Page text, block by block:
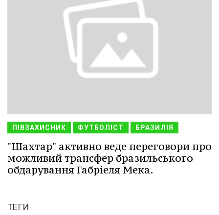
ПІВЗАХИСНИК ФУТБОЛІСТ БРАЗИЛІЯ
"Шахтар" активно веде переговори про
можливий трансфер бразильського
обдарування Габріеля Мека.
ТЕГИ